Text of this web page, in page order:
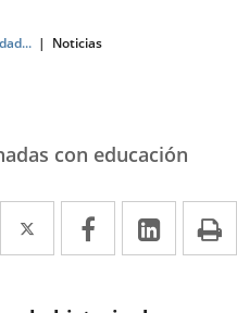
Noticias
con educación
Twitter
Enlace
a
Facebook
Enlace
a
Enlace
a